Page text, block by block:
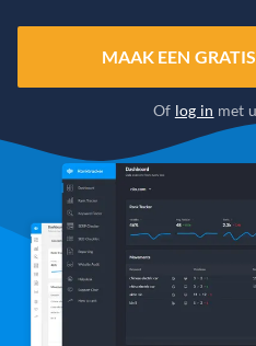
MAAK EEN
Of log in met